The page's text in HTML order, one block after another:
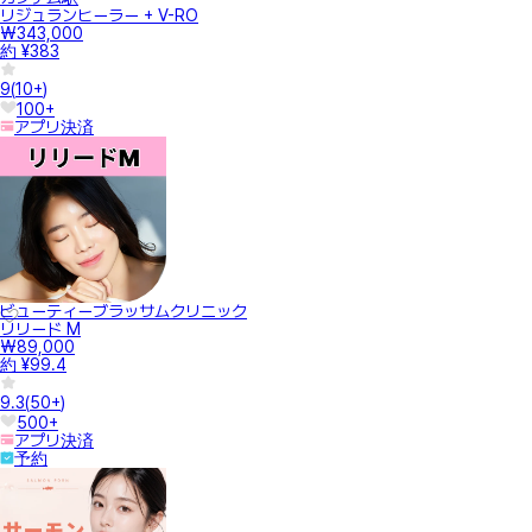
リジュランヒーラー + V-RO
₩343,000
約 ¥383
9(10+)
100+
アプリ決済
ビューティーブラッサムクリニック
リリード M
₩89,000
約 ¥99.4
9.3(50+)
500+
アプリ決済
予約